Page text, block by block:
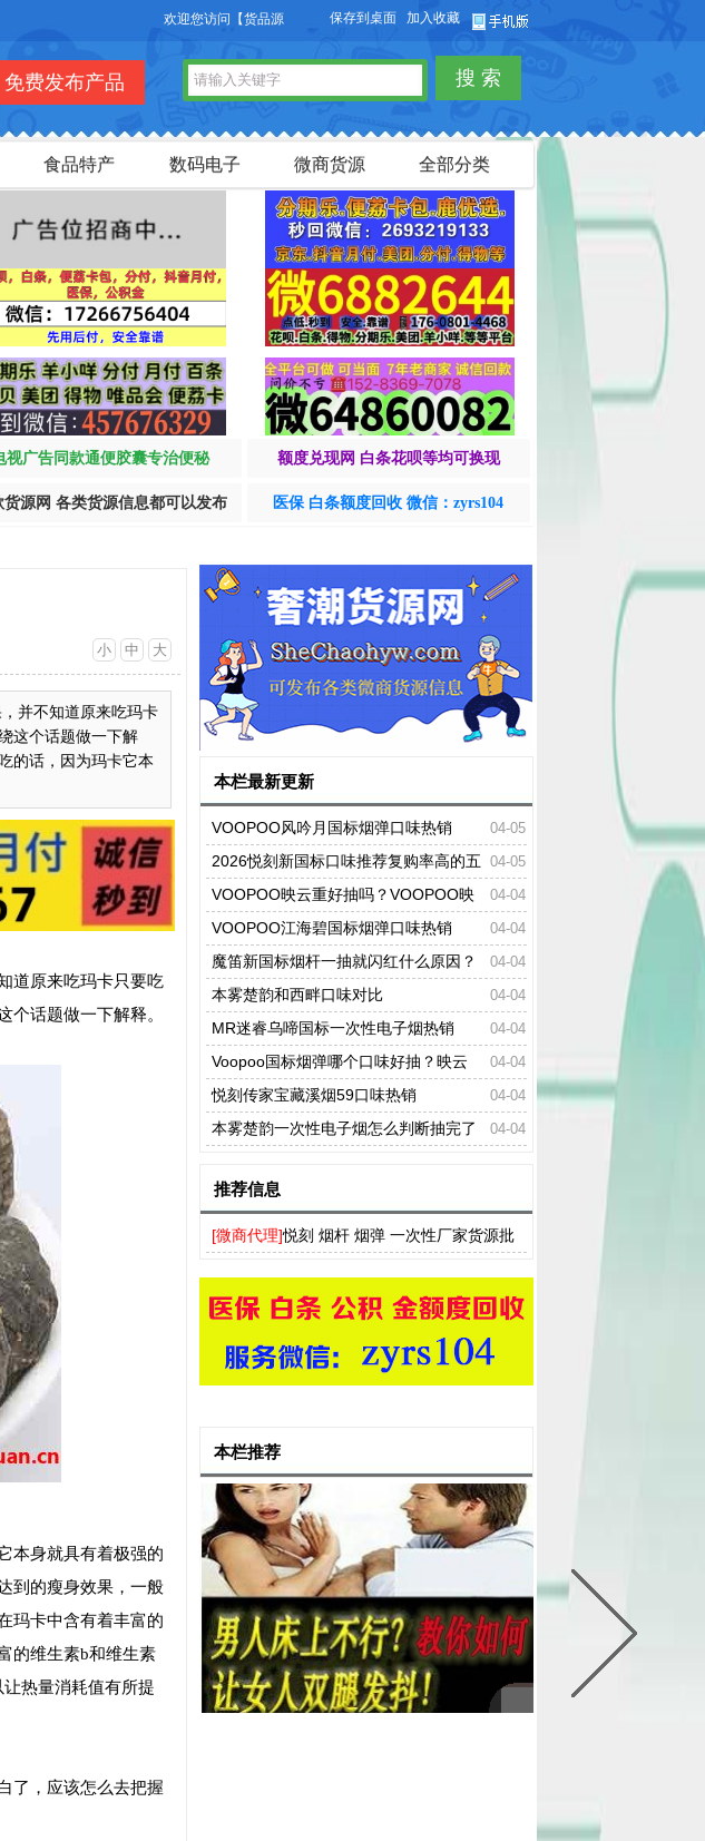
欢迎您访问【货品源】微商货源网站，本站可以免费发布微商货源信息，免费发布供求信息，也
保存到桌面 加入收藏
搜 索
免费发布产品
食品特产 数码电子 微商货源 全部分类
视广告同款通便胶囊专治便秘 额度兑现网 白条花呗等均可换现
货源网 各类货源信息都可以发布 医保 白条额度回收 微信：zyrs104
小 中 大
并不知道原来吃玛卡
这个话题做一下解
的话，因为玛卡它本
道原来吃玛卡只要吃
个话题做一下解释。
本身就具有着极强的
到的瘦身效果，一般
玛卡中含有着丰富的
的维生素b和维生素
热量消耗值有所提
了，应该怎么去把握
本栏最新更新
04-05
VOOPOO风吟月国标烟弹口味热销
04-05
2026悦刻新国标口味推荐复购率高的五
个口味 04-04
VOOPOO映云重好抽吗？VOOPOO映
云重口味热销 04-04
VOOPOO江海碧国标烟弹口味热销
04-04
魔笛新国标烟杆一抽就闪红什么原因？
04-04
本雾楚韵和西畔口味对比
04-04
MR迷睿乌啼国标一次性电子烟热销
04-04
Voopoo国标烟弹哪个口味好抽？映云
重、风吟月、江海碧口味对比 04-04
悦刻传家宝藏溪烟59口味热销
04-04
本雾楚韵一次性电子烟怎么判断抽完了
推荐信息
[微商代理]悦刻 烟杆 烟弹 一次性厂家货源批
本栏推荐